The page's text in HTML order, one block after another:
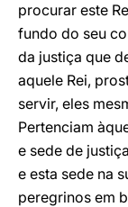
procurar este
fundo do seu
da justiça que
aquele Rei,
servir, eles
Pertenciam
e sede de
e esta sede na
peregrinos em